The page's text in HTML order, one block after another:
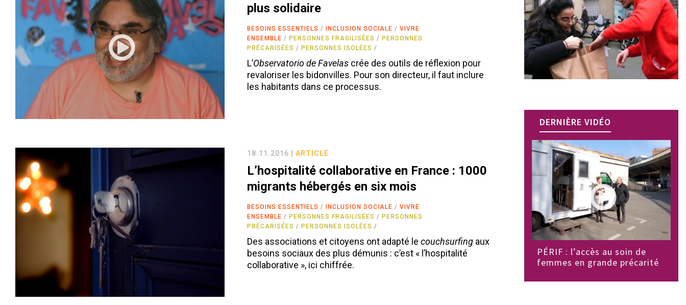
plus solidaire
BESOINS ESSENTIELS INCLUSION SOCIALE
VIVRE
ENSEMBLE
PERSONNES FRAGILISÉES
PERSONNES
PRÉCARISÉES
PERSONNES ISOLÉES
L’Observatorio de Favelas crée des outils de réflexion pour
revaloriser les bidonvilles. Pour son directeur, il faut inclure
les habitants dans ce processus.
18.11.2016 |ARTICLE
L’hospitalité collaborative en France : 1000
migrants hébergés en six mois
BESOINS ESSENTIELS INCLUSION SOCIALE
VIVRE
ENSEMBLE
PERSONNES FRAGILISÉES
PERSONNES
PRÉCARISÉES
PERSONNES ISOLÉES
Des associations et citoyens ont adapté lecouchsurfing aux
besoins sociaux des plus démunis : c’est « l’hospitalité
collaborative », ici chiffrée.
DERNIÈRE VIDÉO
PÉRIF : l’accès au soin de
femmes en grande précarité